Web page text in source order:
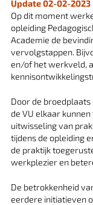
Update 02-02-2023
Op dit moment
opleiding
Academie de
vervolgstappen.
en/of het werkveld,
Door de broedplaats
de VU elkaar
uitwisseling van
tijdens de opleiding
de praktijk
werkplezier en
De betrokkenheid
eerdere initiatieven